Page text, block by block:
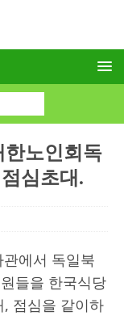
한노인회독
심초대.
에서 독일북
들을 한국식당
, 점심을 같이하